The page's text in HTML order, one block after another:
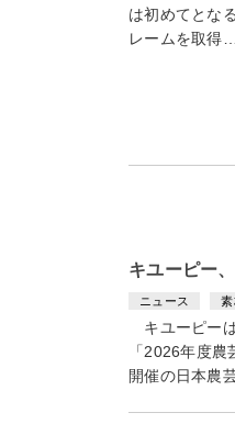
は初めてとな
レームを取得
キユーピー
ニュース
キユーピー
「2026年度
開催の日本農